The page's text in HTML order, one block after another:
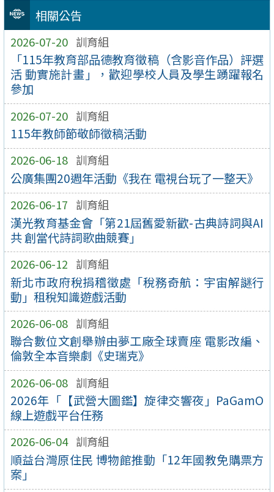
相關公告
2026-07-20 訓育組
「115年教育部品德教育徵稿（含影音作品）評選
活 動實施計畫」，歡迎學校人員及學生踴躍報名
參加
2026-07-20 訓育組
115年教師節敬師徵稿活動
2026-06-18 訓育組
公廣集團20週年活動《我在 電視台玩了一整天》
2026-06-17 訓育組
漢光教育基金會「第21屆舊愛新歡-古典詩詞與AI
共 創當代詩詞歌曲競賽」
2026-06-12 訓育組
新北市政府稅捐稽徵處「稅務奇航：宇宙解謎行
動」租稅知識遊戲活動
2026-06-08 訓育組
聯合數位文創舉辦由夢工廠全球賣座 電影改編、
倫敦全本音樂劇《史瑞克》
2026-06-08 訓育組
2026年「【武營大圖鑑】旋律交響夜」PaGamO
線上遊戲平台任務
2026-06-04 訓育組
順益台灣原住民 博物館推動「12年國教免購票方
案」